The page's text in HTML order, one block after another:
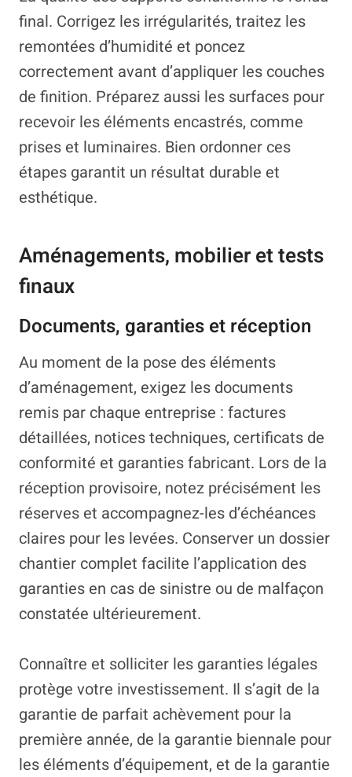
final. Corrigez les irrégularités, traitez les
remontées d’humidité et poncez
correctement avant d’appliquer les couches
de finition. Préparez aussi les surfaces pour
recevoir les éléments encastrés, comme
prises et luminaires. Bien ordonner ces
étapes garantit un résultat durable et
esthétique.
Aménagements, mobilier et tests
finaux
Documents, garanties et réception
Au moment de la pose des éléments
d’aménagement, exigez les documents
remis par chaque entreprise : factures
détaillées, notices techniques, certificats de
conformité et garanties fabricant. Lors de la
réception provisoire, notez précisément les
réserves et accompagnez-les d’échéances
claires pour les levées. Conserver un dossier
chantier complet facilite l’application des
garanties en cas de sinistre ou de malfaçon
constatée ultérieurement.
Connaître et solliciter les garanties légales
protège votre investissement. Il s’agit de la
garantie de parfait achèvement pour la
première année, de la garantie biennale pour
les éléments d’équipement, et de la garantie